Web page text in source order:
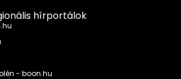
hírportálok
- boon.hu